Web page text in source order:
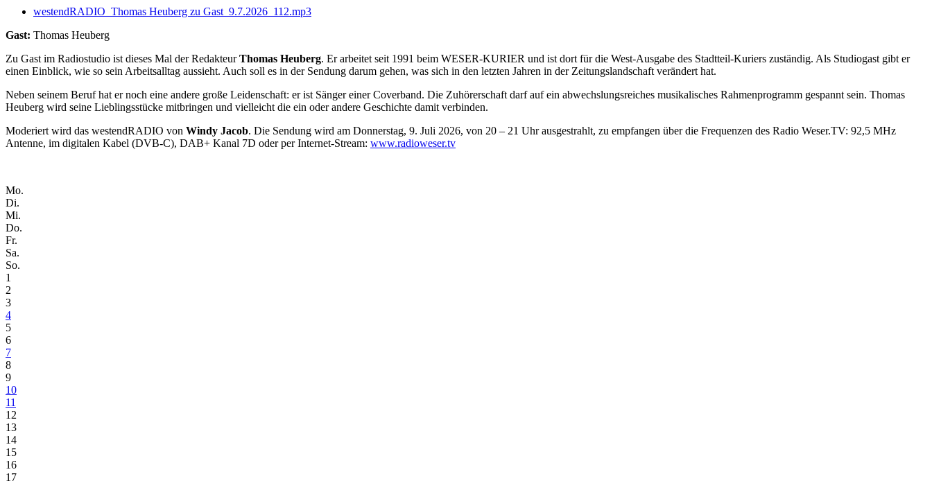
westendRADIO_Thomas Heuberg zu Gast_9.7.2026_112.mp3
Gast: Thomas Heuberg
Zu Gast im Radiostudio ist dieses Mal der RedakteurThomas Heuberg. Er arbeitet seit 1991 beim WESER-KURIER und ist dort für die West-Ausgabe des Stadtteil-Kuriers zuständig. Als Studiogast gibt er
einen Einblick, wie so sein Arbeitsalltag aussieht. Auch soll es in der Sendung darum gehen, was sich in den letzten Jahren in der Zeitungslandschaft verändert hat.
Neben seinem Beruf hat er noch eine andere große Leidenschaft: er ist Sänger einer Coverband. Die Zuhörerschaft darf auf ein abwechslungsreiches musikalisches Rahmenprogramm gespannt sein. Thomas
Heuberg wird seine Lieblingsstücke mitbringen und vielleicht die ein oder andere Geschichte damit verbinden.
Moderiert wird das westendRADIO von Windy Jacob. Die Sendung wird am Donnerstag, 9. Juli 2026, von 20 – 21 Uhr ausgestrahlt, zu empfangen über die Frequenzen des Radio Weser.TV: 92,5 MHz
Antenne, im digitalen Kabel (DVB-C), DAB+ Kanal 7D oder per Internet-Stream: www.radioweser.tv
Mo.
Di.
Mi.
Do.
Fr.
Sa.
So.
1
2
3
4
5
6
7
8
9
10
11
12
13
14
15
16
17